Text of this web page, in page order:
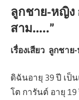
ลูกชาย-หญิง
สาม…..”
เรื่องเสียว ลูกชาย
ดิฉันอายุ 39 ปี เป็
โต การันต์ อายุ